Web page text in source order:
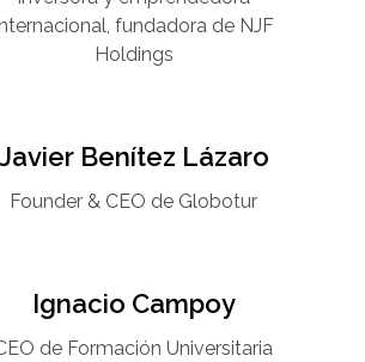
fundadora de NJF
Holdings
Javier Benítez Lázaro
Founder & CEO de Globotur​
Ignacio Campoy​
de Formación Universitaria​